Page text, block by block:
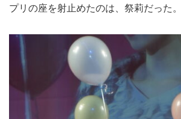
プリの座を射止めたのは、祭莉だった。